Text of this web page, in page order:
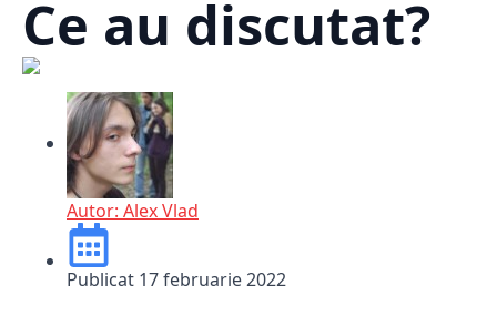
Ce au discutat?
Autor: Alex Vlad
Publicat 17 februarie 2022